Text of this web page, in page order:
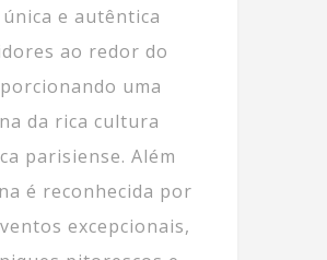
e autêntica
ao redor do
uma
da rica cultura
parisiense. Além
é reconhecida por
excepcionais,